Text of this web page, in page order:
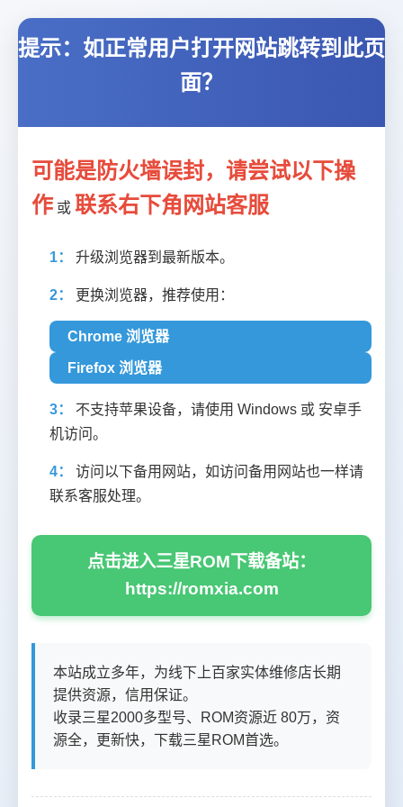
提示：如正常用户打开网站跳转到此页
面？
可能是防火墙误封，请尝试以下操
作 或 联系右下角网站客服
1： 升级浏览器到最新版本。
2： 更换浏览器，推荐使用：
Chrome 浏览器
Firefox 浏览器
3：
不支持苹果设备，请使用 Windows 或 安卓手
机访问。
4：
访问以下备用网站，如访问备用网站也一样请
联系客服处理。
点击进入三星ROM下载备站：
https://romxia.com
本站成立多年，为线下上百家实体维修店长期
提供资源，信用保证。
收录三星2000多型号、ROM资源近 80万，资
源全，更新快，下载三星ROM首选。